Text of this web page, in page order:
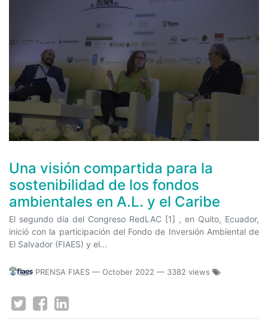
Una visión compartida para la
sostenibilidad de los fondos
ambientales en A.L. y el Caribe
El segundo día del Congreso RedLAC [1] , en Quito, Ecuador,
inició con la participación del Fondo de Inversión Ambiental de
El Salvador (FIAES) y el...
PRENSA FIAES — October 2022 — 3382 views